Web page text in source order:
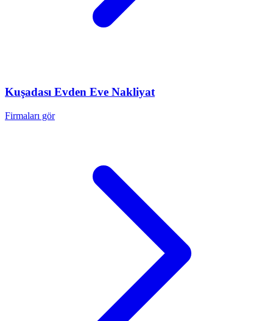
Kuşadası Evden Eve Nakliyat
Firmaları gör